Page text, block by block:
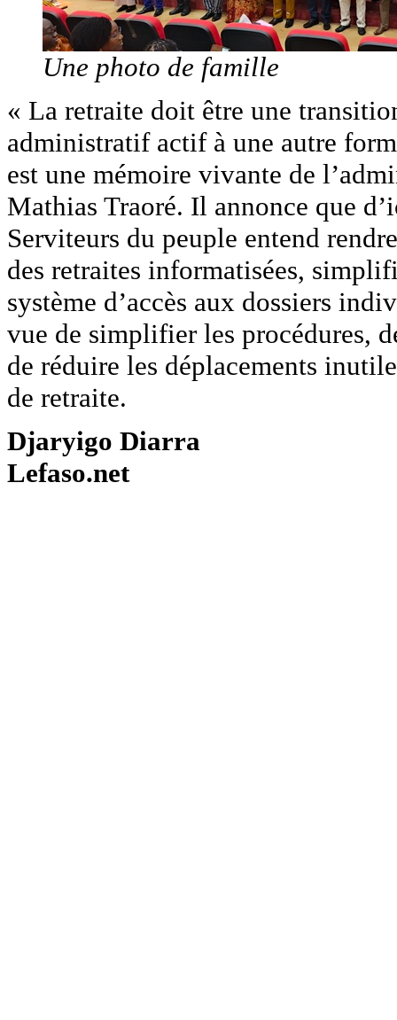
Une photo de famille
« La retraite doit être une
administratif actif à une autre
est une mémoire vivante de
Mathias Traoré. Il annonce que
Serviteurs du peuple entend
des retraites informatisées,
système d’accès aux dossiers
vue de simplifier les procédures,
de réduire les déplacements
de retraite.
Djaryigo Diarra
Lefaso.net